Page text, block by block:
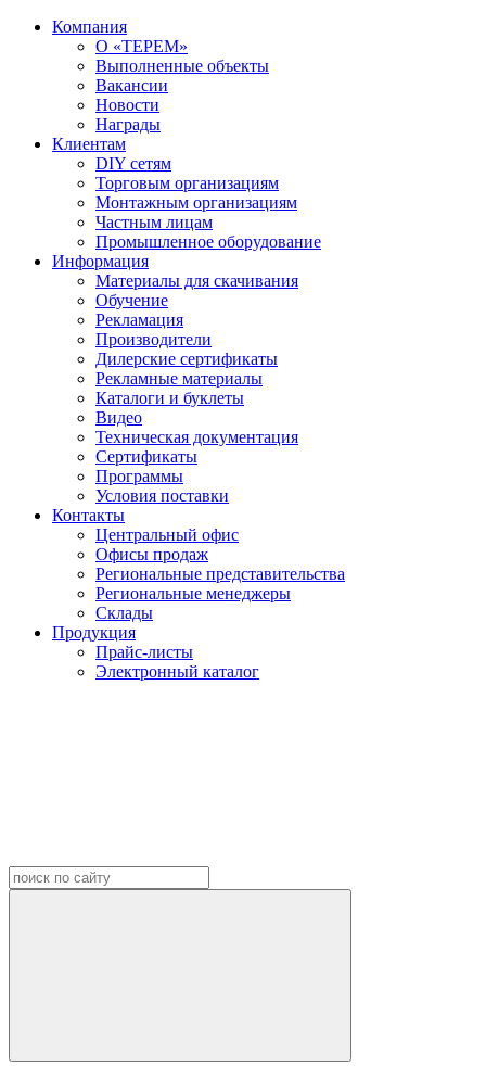
Компания
О «ТЕРЕМ»
Выполненные объекты
Вакансии
Новости
Награды
Клиентам
DIY сетям
Торговым организациям
Монтажным организациям
Частным лицам
Промышленное оборудование
Информация
Материалы для скачивания
Обучение
Рекламация
Производители
Дилерские сертификаты
Рекламные материалы
Каталоги и буклеты
Видео
Техническая документация
Сертификаты
Программы
Условия поставки
Контакты
Центральный офис
Офисы продаж
Региональные представительства
Региональные менеджеры
Склады
Продукция
Прайс-листы
Электронный каталог